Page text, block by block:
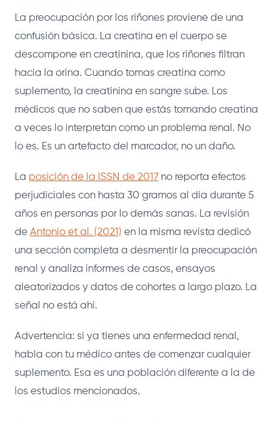
La preocupación por los riñones proviene de una
confusión básica. La creatina en el cuerpo se
descompone en creatinina, que los riñones filtran
hacia la orina. Cuando tomas creatina como
suplemento, la creatinina en sangre sube. Los
médicos que no saben que estás tomando creatina
a veces lo interpretan como un problema renal. No
lo es. Es un artefacto del marcador, no un daño.
La posición de la ISSN de 2017 no reporta efectos
perjudiciales con hasta 30 gramos al día durante 5
años en personas por lo demás sanas. La revisión
de Antonio et al. (2021) en la misma revista dedicó
una sección completa a desmentir la preocupación
renal y analiza informes de casos, ensayos
aleatorizados y datos de cohortes a largo plazo. La
señal no está ahí.
Advertencia: si ya tienes una enfermedad renal,
habla con tu médico antes de comenzar cualquier
suplemento. Esa es una población diferente a la de
los estudios mencionados.